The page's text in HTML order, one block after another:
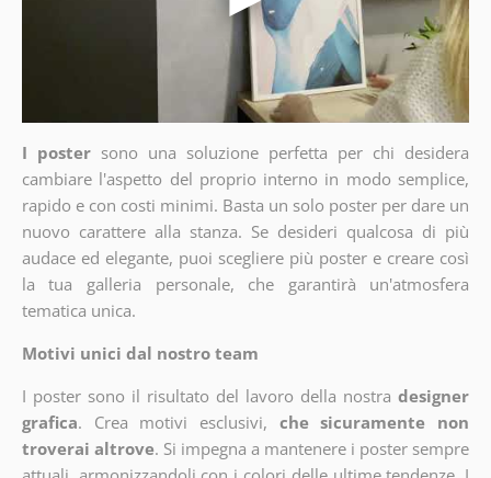
I poster sono una soluzione perfetta per chi desidera
cambiare l'aspetto del proprio interno in modo semplice,
rapido e con costi minimi. Basta un solo poster per dare un
nuovo carattere alla stanza. Se desideri qualcosa di più
audace ed elegante, puoi scegliere più poster e creare così
la tua galleria personale, che garantirà un'atmosfera
tematica unica.
Motivi unici dal nostro team
I poster sono il risultato del lavoro della nostra designer
grafica. Crea motivi esclusivi, che sicuramente non
troverai altrove. Si impegna a mantenere i poster sempre